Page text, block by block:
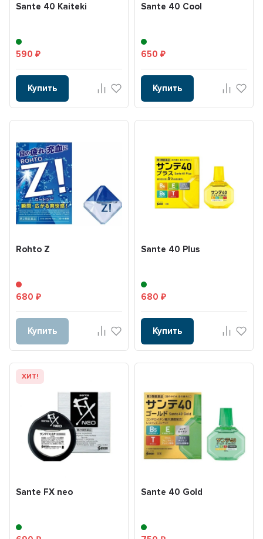
Sante 40 Kaiteki
590₽
Купить
Sante 40 Cool
650 ₽
Купить
Rohto Z
680₽
Купить
Sante 40 Plus
680 ₽
Купить
ХИТ!
Sante FX neo Sante 40 Gold